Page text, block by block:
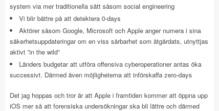
system via mer traditionella sätt såsom social engineering
Vi blir bättre på att detektera 0-days
Aktörer såsom Google, Microsoft och Apple anger numera i sina
säkerhetsuppdateringar om en viss sårbarhet som åtgärdats, utnyttjas
aktivt ”in the wild”
Länders budgetar att utföra offensiva cyberoperationer antas öka
successivt. Därmed även möjligheterna att införskaffa zero-days
Det jag hoppas och tror är att Apple i framtiden kommer att öppna upp
iOS mer så att forensiska undersökningar ska bli lättre och därmed